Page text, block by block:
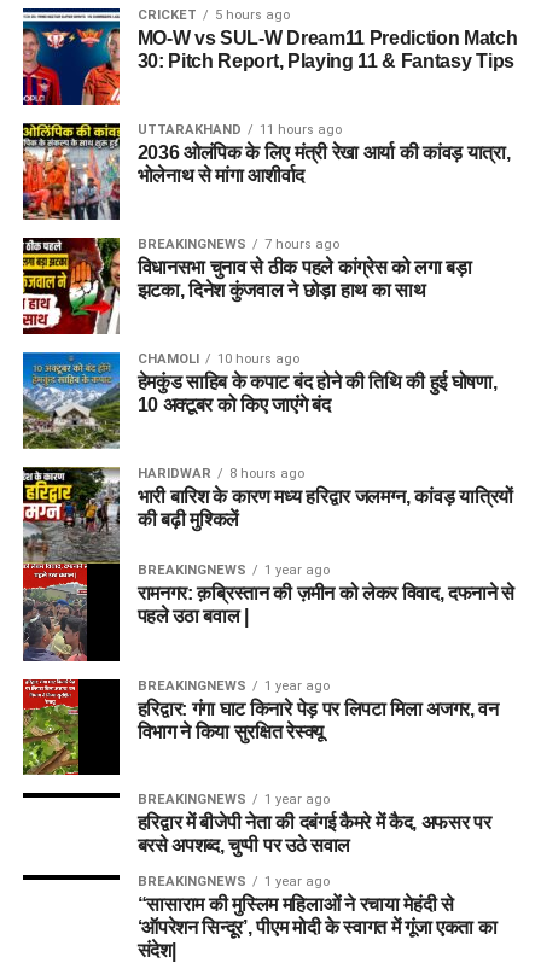
CRICKET 5 hours ago
MO-W vs SUL-W Dream11 Prediction Match
30: Pitch Report, Playing 11 & Fantasy Tips
UTTARAKHAND 11 hours ago
2036 ओलंपिक के लिए मंत्री रेखा आर्या की कांवड़ यात्रा,
भोलेनाथ से मांगा आशीर्वाद
BREAKINGNEWS 7 hours ago
विधानसभा चुनाव से ठीक पहले कांग्रेस को लगा बड़ा
झटका, दिनेश कुंजवाल ने छोड़ा हाथ का साथ
CHAMOLI 10 hours ago
हेमकुंड साहिब के कपाट बंद होने की तिथि की हुई घोषणा,
10 अक्टूबर को किए जाएंंगे बंद
HARIDWAR 8 hours ago
भारी बारिश के कारण मध्य हरिद्वार जलमग्न, कांवड़ यात्रियों
की बढ़ी मुश्किलें
BREAKINGNEWS 1 year ago
रामनगर: क़ब्रिस्तान की ज़मीन को लेकर विवाद, दफनाने से
पहले उठा बवाल |
BREAKINGNEWS 1 year ago
हरिद्वार: गंगा घाट किनारे पेड़ पर लिपटा मिला अजगर, वन
विभाग ने किया सुरक्षित रेस्क्यू
BREAKINGNEWS 1 year ago
हरिद्वार में बीजेपी नेता की दबंगई कैमरे में कैद, अफसर पर
बरसे अपशब्द, चुप्पी पर उठे सवाल
BREAKINGNEWS 1 year ago
“सासाराम की मुस्लिम महिलाओं ने रचाया मेहंदी से
‘ऑपरेशन सिन्दूर’, पीएम मोदी के स्वागत में गूंजा एकता का
संदेश|